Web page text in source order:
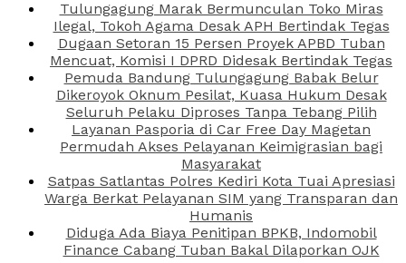
Tulungagung Marak Bermunculan Toko Miras
Ilegal, Tokoh Agama Desak APH Bertindak Tegas
Dugaan Setoran 15 Persen Proyek APBD Tuban
Mencuat, Komisi I DPRD Didesak Bertindak Tegas
Pemuda Bandung Tulungagung Babak Belur
Dikeroyok Oknum Pesilat, Kuasa Hukum Desak
Seluruh Pelaku Diproses Tanpa Tebang Pilih
Layanan Pasporia di Car Free Day Magetan
Permudah Akses Pelayanan Keimigrasian bagi
Masyarakat
Satpas Satlantas Polres Kediri Kota Tuai Apresiasi
Warga Berkat Pelayanan SIM yang Transparan dan
Humanis
Diduga Ada Biaya Penitipan BPKB, Indomobil
Finance Cabang Tuban Bakal Dilaporkan OJK